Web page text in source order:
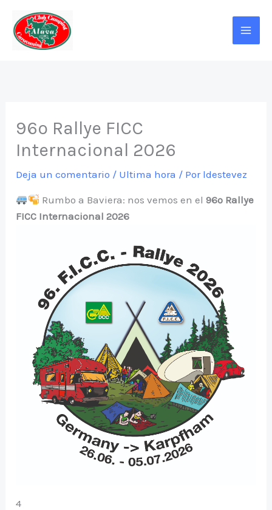
contenido
96º Rallye FICC
Internacional 2026
Deja un comentario / Ultima hora / Por ldestevez
Rumbo a Baviera: nos vemos en el 96º Rallye
FICC Internacional 2026
4